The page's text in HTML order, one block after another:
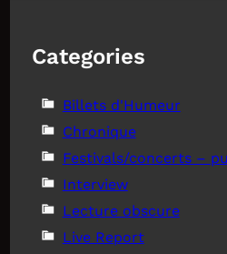
Categories
Billets d'Humeur
Chronique
Festivals/concerts –
Interview
Lecture obscure
Live Report